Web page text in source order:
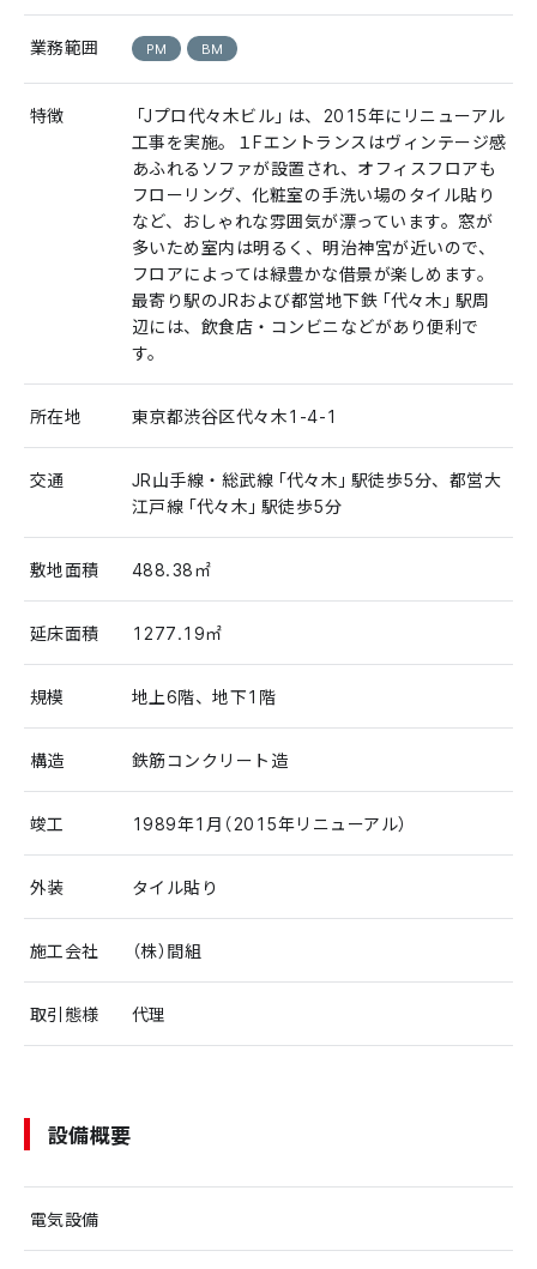
業務範囲 PM BM
特徴
「Jプロ代々木ビル」は、2015年にリニューアル
工事を実施。１Fエントランスはヴィンテージ感
あふれるソファが設置され、オフィスフロアも
フローリング、化粧室の手洗い場のタイル貼り
など、おしゃれな雰囲気が漂っています。窓が
多いため室内は明るく、明治神宮が近いので、
フロアによっては緑豊かな借景が楽しめます。
最寄り駅のJRおよび都営地下鉄「代々木」駅周
辺には、飲食店・コンビニなどがあり便利で
す。
所在地 東京都渋谷区代々木1-4-1
交通
JR山手線・総武線「代々木」駅徒歩5分、都営大
江戸線「代々木」駅徒歩5分
敷地面積 488.38㎡
延床面積 1277.19㎡
規模 地上6階、地下1階
構造 鉄筋コンクリート造
竣工 1989年1月（2015年リニューアル）
外装 タイル貼り
施工会社 （株）間組
取引態様 代理
設備概要
電気設備